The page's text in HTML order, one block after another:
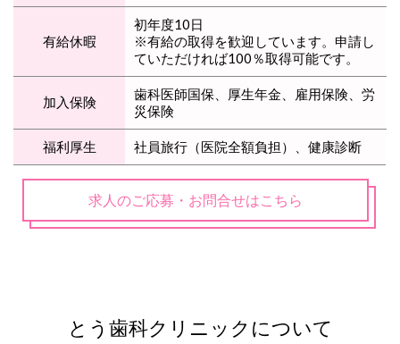
有給休暇
初年度10日
※有給の取得を歓迎しています。申請し
ていただければ100％取得可能です。
加入保険
歯科医師国保、厚生年金、雇用保険、労
災保険
福利厚生 社員旅行（医院全額負担）、健康診断
求人のご応募・お問合せはこちら
とう歯科クリニックについて